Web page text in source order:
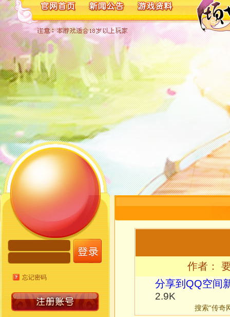
忘记密码
作者：
分享到 QQ空间
2.9K
搜索“传奇